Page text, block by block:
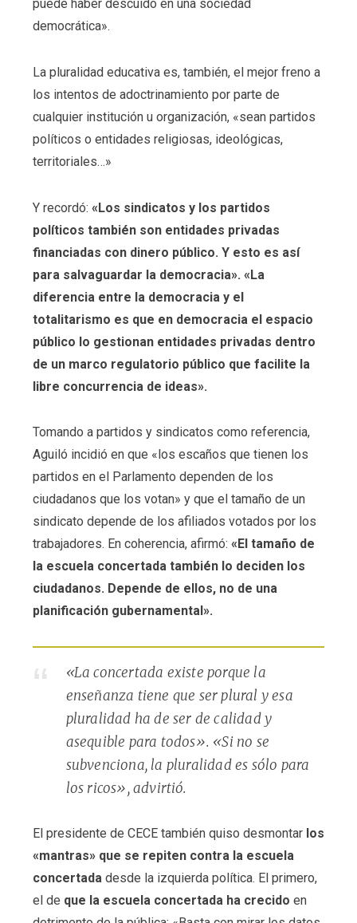
puede haber descuido en una sociedad
democrática».
La pluralidad educativa es, también, el mejor freno a
los intentos de adoctrinamiento por parte de
cualquier institución u organización, «sean partidos
políticos o entidades religiosas, ideológicas,
territoriales…»
Y recordó: «Los sindicatos y los partidos
políticos también son entidades privadas
financiadas con dinero público. Y esto es así
para salvaguardar la democracia». «La
diferencia entre la democracia y el
totalitarismo es que en democracia el espacio
público lo gestionan entidades privadas dentro
de un marco regulatorio público que facilite la
libre concurrencia de ideas».
Tomando a partidos y sindicatos como referencia,
Aguiló incidió en que «los escaños que tienen los
partidos en el Parlamento dependen de los
ciudadanos que los votan» y que el tamaño de un
sindicato depende de los afiliados votados por los
trabajadores. En coherencia, afirmó: «El tamaño de
la escuela concertada también lo deciden los
ciudadanos. Depende de ellos, no de una
planificación gubernamental».
«La concertada existe porque la
enseñanza tiene que ser plural y esa
pluralidad ha de ser de calidad y
asequible para todos». «Si no se
subvenciona, la pluralidad es sólo para
los ricos», advirtió.
El presidente de CECE también quiso desmontar los
«mantras» que se repiten contra la escuela
concertadadesde la izquierda política. El primero,
el de que la escuela concertada ha crecido en